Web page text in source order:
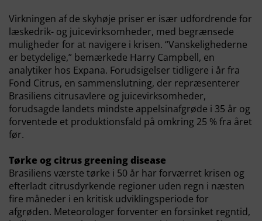
Virkningen af de skyhøje priser er især udfordrende for
læskedrik- og juicevirksomheder, med begrænsede
muligheder for at navigere i krisen. “Vanskelighederne
er betydelige,” bemærkede Harry Campbell, en
analytiker hos Expana. Forudsigelser tidligere i år fra
Fond Citrus, en sammenslutning, der repræsenterer
Brasiliens citrusavlere og juicevirksomheder,
forudsagde landets mindste appelsinafgrøde i 35 år og
forventede et produktionsfald på omkring 25 % fra året
før.
Tørke og citrus greening disease
Brasiliens værste tørke i 50 år har forværret krisen og
efterladt citrusdyrkende regioner uden regn i næsten
fire måneder i en kritisk udviklingsperiode for
afgrøden. Meteorologer forventer en forsinket regntid,